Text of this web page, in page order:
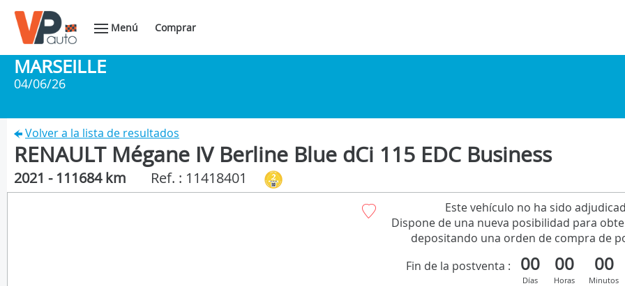
Menú Comprar
MARSEILLE
04/06/26
Volver a la lista de resultados
RENAULT Mégane IV Berline Blue dCi 115 EDC Business
2021 - 111684 km Ref. : 11418401
Este vehículo no ha sido
Dispone de una nueva posibilidad para
depositando una orden de compra de
Fin de la postventa :
00
Días
00
Horas
00
Minutos